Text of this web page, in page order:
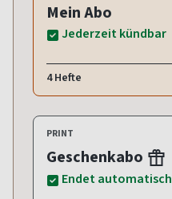
Mein Abo
Jederzeit kündbar
4 Hefte
PRINT
Geschenkabo
Endet automatisch